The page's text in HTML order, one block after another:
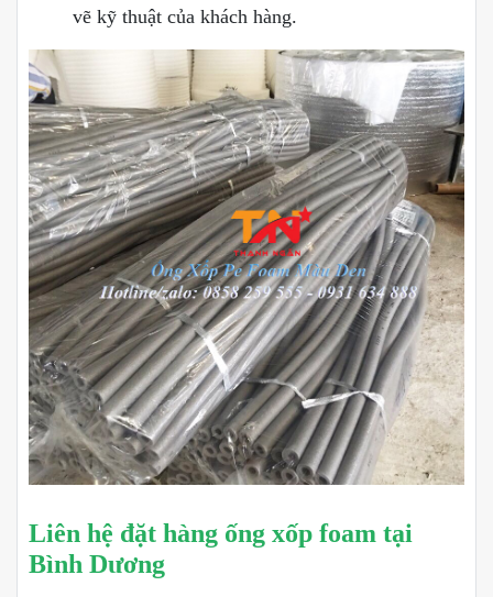
vẽ kỹ thuật của khách hàng.
Liên hệ đặt hàng ống xốp foam tại
Bình Dương